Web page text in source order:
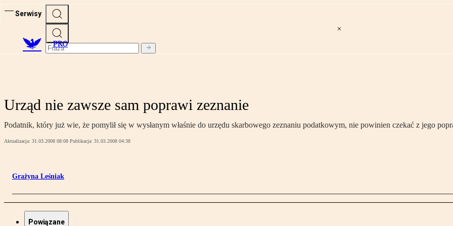
Serwisy
PRO
Urząd nie zawsze sam poprawi zeznanie
Podatnik, który już wie, że pomylił się w wysłanym właśnie do urzędu skarbowego zeznaniu podatkowym, nie powinien czekać z jego
Aktualizacja: 31.03.2008 08:08 Publikacja: 31.03.2008 04:38
Grażyna Leśniak
Powiązane